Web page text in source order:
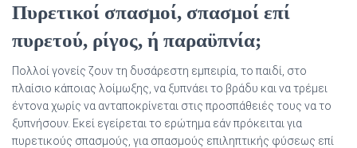
Πυρετικοί σπασμοί, σπασμοί επί
πυρετού, ρίγος, ή παραϋπνία;
Πολλοί γονείς ζουν τη δυσάρεστη εμπειρία, το παιδί, στο
πλαίσιο κάποιας λοίμωξης, να ξυπνάει το βράδυ και να τρέμει
έντονα χωρίς να ανταποκρίνεται στις προσπάθειές τους να το
ξυπνήσουν. Εκεί εγείρεται το ερώτημα εάν πρόκειται για
πυρετικούς σπασμούς, για σπασμούς επιληπτικής φύσεως επί